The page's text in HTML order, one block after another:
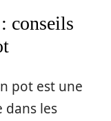
conseils
pot est une
dans les